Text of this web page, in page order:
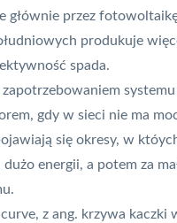
głównie przez
produkuje
spada.
zapotrzebowaniem
gdy w sieci nie ma
się okresy, w
energii, a potem za
z ang. krzywa kaczki